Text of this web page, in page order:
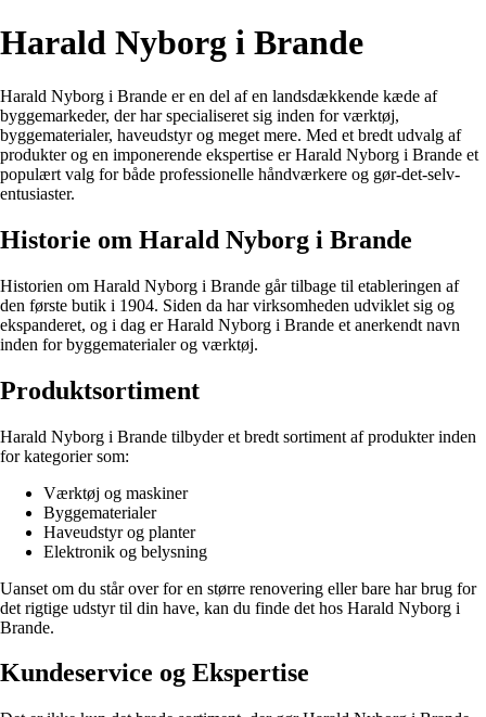
Harald Nyborg i Brande
Harald Nyborg i Brande er en del af en landsdækkende kæde af
byggemarkeder, der har specialiseret sig inden for værktøj,
byggematerialer, haveudstyr og meget mere. Med et bredt udvalg af
produkter og en imponerende ekspertise er Harald Nyborg i Brande et
populært valg for både professionelle håndværkere og gør-det-selv-
entusiaster.
Historie om Harald Nyborg i Brande
Historien om Harald Nyborg i Brande går tilbage til etableringen af
den første butik i 1904. Siden da har virksomheden udviklet sig og
ekspanderet, og i dag er Harald Nyborg i Brande et anerkendt navn
inden for byggematerialer og værktøj.
Produktsortiment
Harald Nyborg i Brande tilbyder et bredt sortiment af produkter inden
for kategorier som:
Værktøj og maskiner
Byggematerialer
Haveudstyr og planter
Elektronik og belysning
Uanset om du står over for en større renovering eller bare har brug for
det rigtige udstyr til din have, kan du finde det hos Harald Nyborg i
Brande.
Kundeservice og Ekspertise